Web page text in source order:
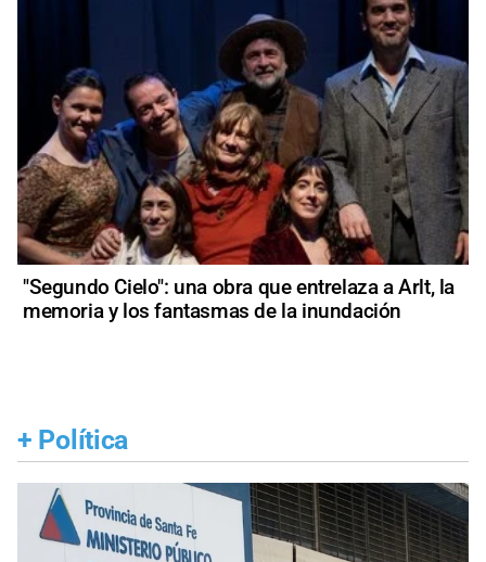
"Segundo Cielo": una obra que entrelaza a Arlt, la
memoria y los fantasmas de la inundación
+ Política